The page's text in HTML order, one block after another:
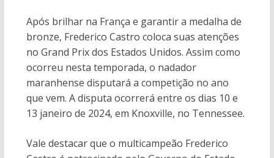
Após brilhar na França e garantir a medalha de
bronze, Frederico Castro coloca suas atenções
no Grand Prix dos Estados Unidos. Assim como
ocorreu nesta temporada, o nadador
maranhense disputará a competição no ano
que vem. A disputa ocorrerá entre os dias 10 e
13 janeiro de 2024, em Knoxville, no Tennessee.
Vale destacar que o multicampeão Frederico